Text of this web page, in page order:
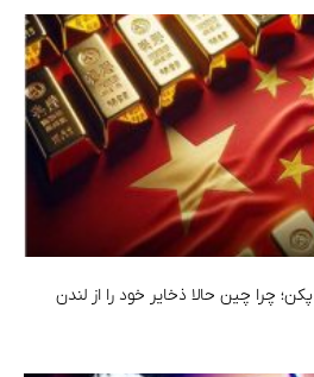
چرا چین حالا ذخایر خود را از لندن